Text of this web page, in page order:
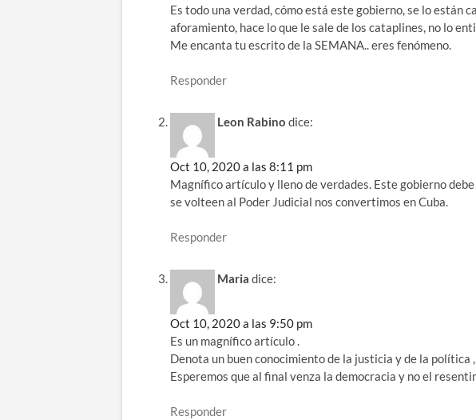
Es todo una verdad, cómo está este gobierno, se lo están
aforamiento, hace lo que le sale de los cataplines, no lo
Me encanta tu escrito de la SEMANA.. eres fenómeno.
Responder
Leon Rabino dice:
Oct 10, 2020 a las 8:11 pm
Magnífico artículo y lleno de verdades. Este gobierno
se volteen al Poder Judicial nos convertimos en Cuba.
Responder
Maria dice:
Oct 10, 2020 a las 9:50 pm
Es un magnífico artículo .
Denota un buen conocimiento de la justicia y de la política
Esperemos que al final venza la democracia y no el
Responder